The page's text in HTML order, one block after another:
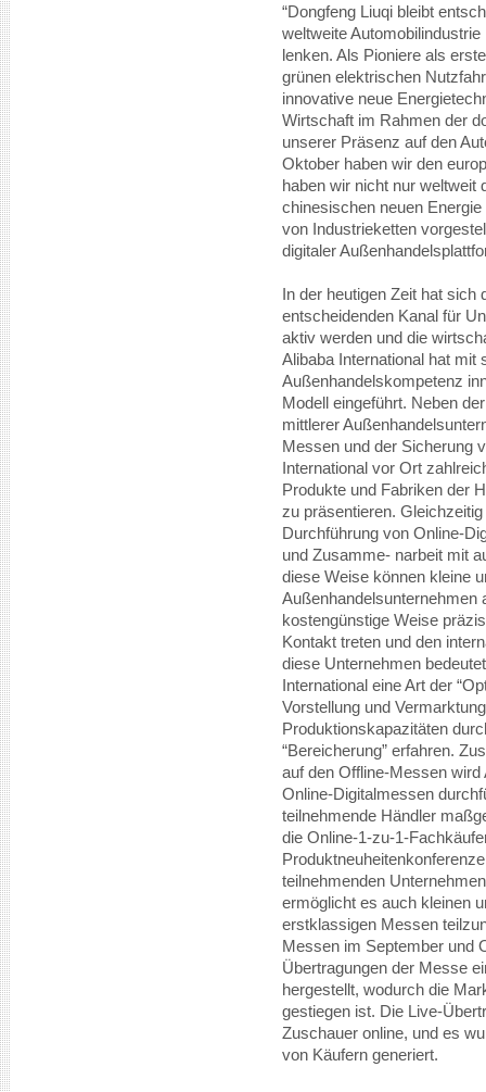
“Dongfeng Liuqi bleibt
weltweite
lenken. Als Pioniere als
grünen elektrischen
innovative neue
Wirtschaft im Rahmen der
unserer Präsenz auf den
Oktober haben wir den
haben wir nicht nur weltweit
chinesischen neuen
von Industrieketten
digitaler
In der heutigen Zeit hat
entscheidenden Kanal für
aktiv werden und die
Alibaba International hat mit
Außenhandelskompetenz
Modell eingeführt. Neben
mittlerer
Messen und der Sicherung
International vor Ort
Produkte und Fabriken der
zu präsentieren.
Durchführung von Online-
und Zusamme- narbeit mit
diese Weise können kleine
Außenhandelsunternehmen
kostengünstige Weise
Kontakt treten und den
diese Unternehmen
International eine Art der
Vorstellung und
Produktionskapazitäten
“Bereicherung” erfahren.
auf den Offline-Messen wird
Online-Digitalmessen
teilnehmende Händler
die Online-1-zu-1-
teilnehmenden
ermöglicht es auch kleinen
erstklassigen Messen
Messen im September und
Übertragungen der Messe
hergestellt, wodurch die
gestiegen ist. Die Live-
Zuschauer online, und es
von Käufern generiert.